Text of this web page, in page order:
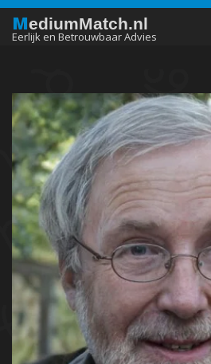
MediumMatch.nl
Eerlijk en Betrouwbaar Advies